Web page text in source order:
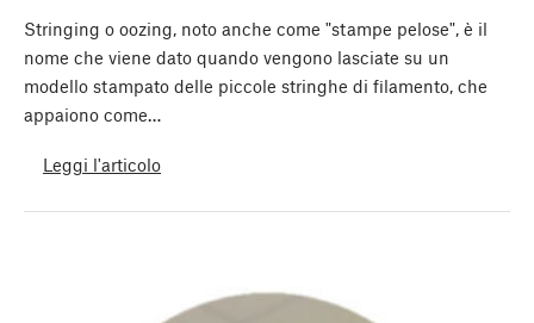
Stringing o oozing, noto anche come "stampe pelose", è il
nome che viene dato quando vengono lasciate su un
modello stampato delle piccole stringhe di filamento, che
appaiono come…
Leggi l'articolo